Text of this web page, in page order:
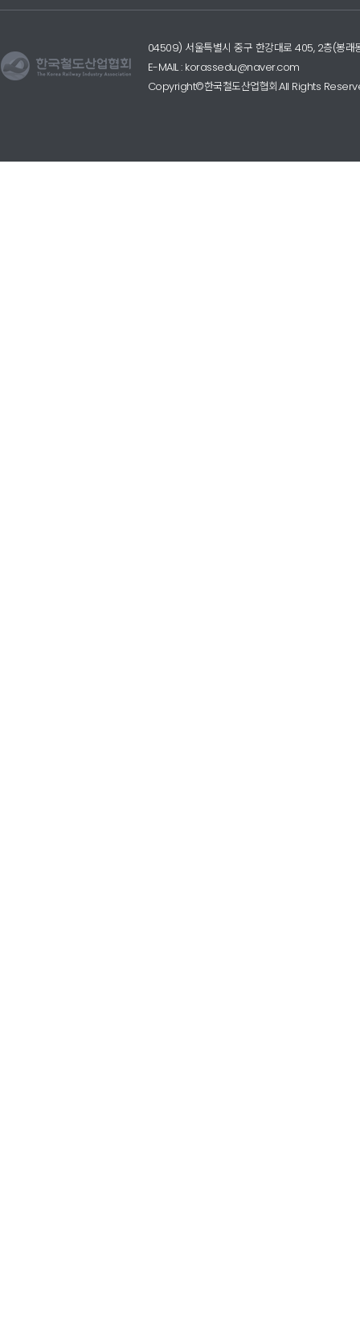
04509) 서울특별시 중구 한강대로 405, 2층(봉래
E-MAIL : korassedu@naver.com
Copyright©한국철도산업협회.All Rights